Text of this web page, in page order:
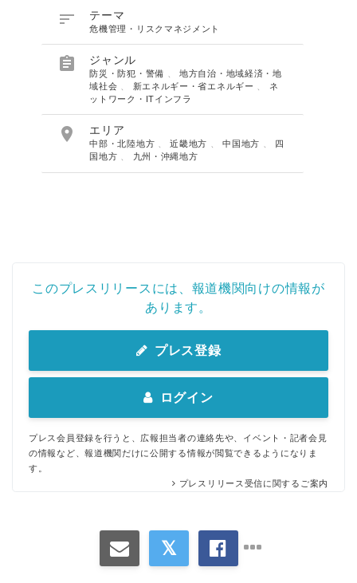
 テーマ
危機管理・リスクマネジメント
 ジャンル
防災・防犯・警備 、地方自治・地域経済・地
域社会
新エネルギー・省エネルギー
ネ
ットワーク・ITインフラ
 エリア
中部・北陸地方 、近畿地方 、中国地方
四
国地方
九州・沖縄地方
このプレスリリースには、報道機関向けの情報が
あります。
プレス登録
ログイン
プレス会員登録を行うと、広報担当者の連絡先や、イベント・記者会見
の情報など、報道機関だけに公開する情報が閲覧できるようになりま
す。
プレスリリース受信に関するご案内